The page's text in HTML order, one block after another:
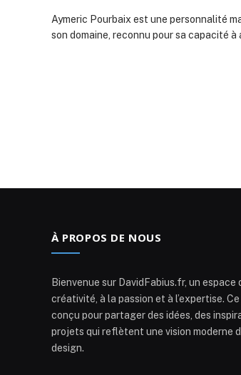
Aymeric Pourbaix est une personnalité
son domaine, reconnu pour sa capacité à
À PROPOS DE NOUS
Bienvenue sur DavidFabius.fr, un espace
créativité, à la passion et à l’expertise.
conçu pour partager des idées, des
projets qui reflètent une vision moderne
design.